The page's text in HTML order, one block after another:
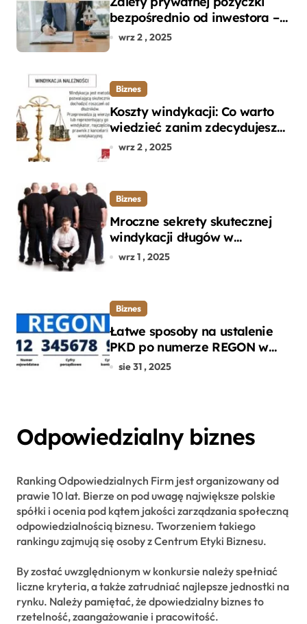
bezpośrednio od inwestora –
dlaczego warto?
wrz 2 , 2025
Biznes
Koszty windykacji: Co warto
wiedzieć zanim zdecydujesz
się na odzyskanie długu?
wrz 2 , 2025
Biznes
Mroczne sekrety skutecznej
windykacji długów w
departamencie windykacji
wrz 1 , 2025
Biznes
Łatwe sposoby na ustalenie
PKD po numerze REGON w
kilku prostych krokach
sie 31 , 2025
Odpowiedzialny biznes
Ranking Odpowiedzialnych Firm jest organizowany od
prawie 10 lat. Bierze on pod uwagę największe polskie
spółki i ocenia pod kątem jakości zarządzania społeczną
odpowiedzialnością biznesu. Tworzeniem takiego
rankingu zajmują się osoby z Centrum Etyki Biznesu.
By zostać uwzględnionym w konkursie należy spełniać
liczne kryteria, a także zatrudniać najlepsze jednostki na
rynku. Należy pamiętać, że dpowiedzialny biznes to
rzetelność, zaangażowanie i pracowitość.